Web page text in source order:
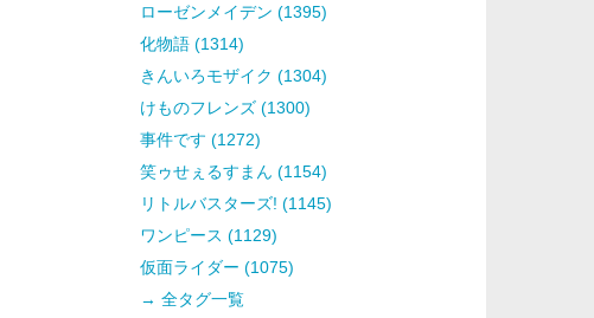
ローゼンメイデン (1395)
化物語 (1314)
きんいろモザイク (1304)
けものフレンズ (1300)
事件です (1272)
笑ゥせぇるすまん (1154)
リトルバスターズ! (1145)
ワンピース (1129)
仮面ライダー (1075)
→ 全タグ一覧